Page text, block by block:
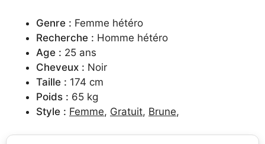
Genre : Femme hétéro
Recherche : Homme hétéro
Age : 25 ans
Cheveux : Noir
Taille : 174 cm
Poids : 65 kg
Style : Femme, Gratuit, Brune,